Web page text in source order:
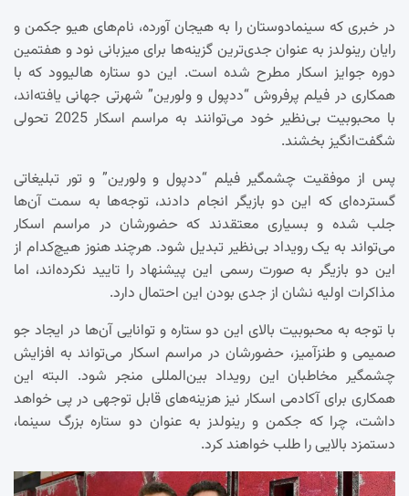
در خبری که سینمادوستان را به هیجان آورده، نام‌های هیو جکمن و
رایان رینولدز به عنوان جدی‌ترین گزینه‌ها برای میزبانی نود و هفتمین
دوره جوایز اسکار مطرح شده است. این دو ستاره هالیوود که با
همکاری در فیلم پرفروش “ددپول و ولورین” شهرتی جهانی یافته‌اند،
با محبوبیت بی‌نظیر خود می‌توانند به مراسم اسکار 2025 تحولی
شگفت‌انگیز بخشند.
پس از موفقیت چشمگیر فیلم “ددپول و ولورین” و تور تبلیغاتی
گسترده‌ای که این دو بازیگر انجام دادند، توجه‌ها به سمت آن‌ها
جلب شده و بسیاری معتقدند که حضورشان در مراسم اسکار
می‌تواند به یک رویداد بی‌نظیر تبدیل شود. هرچند هنوز هیچ‌کدام از
این دو بازیگر به صورت رسمی این پیشنهاد را تایید نکرده‌اند، اما
مذاکرات اولیه نشان از جدی بودن این احتمال دارد.
با توجه به محبوبیت بالای این دو ستاره و توانایی آن‌ها در ایجاد جو
صمیمی و طنزآمیز، حضورشان در مراسم اسکار می‌تواند به افزایش
چشمگیر مخاطبان این رویداد بین‌المللی منجر شود. البته این
همکاری برای آکادمی اسکار نیز هزینه‌های قابل توجهی در پی خواهد
داشت، چرا که جکمن و رینولدز به عنوان دو ستاره بزرگ سینما،
دستمزد بالایی را طلب خواهند کرد.